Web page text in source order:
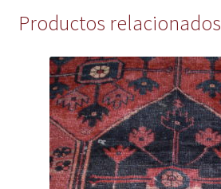
Productos relacionados